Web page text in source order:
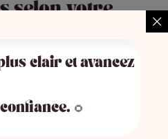
selon votre
confidentialité
clair et avancez
🌻